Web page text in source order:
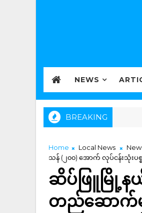
NEWS
BREAKING
Home Local News
သန် (၂၀၀) အောက် လုပ်ငန်းသုံးပ
ဆိပ်ဖြူမြို့န
တည်ဆောက်